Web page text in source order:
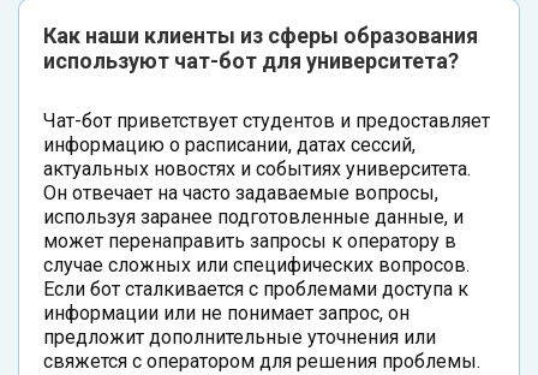
Как наши клиенты из сферы образования
используют чат-бот для университета?
Чат-бот приветствует студентов и предоставляет
информацию о расписании, датах сессий,
актуальных новостях и событиях университета.
Он отвечает на часто задаваемые вопросы,
используя заранее подготовленные данные, и
может перенаправить запросы к оператору в
случае сложных или специфических вопросов.
Если бот сталкивается с проблемами доступа к
информации или не понимает запрос, он
предложит дополнительные уточнения или
свяжется с оператором для решения проблемы.